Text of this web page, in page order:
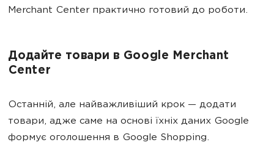
Merchant Center практично готовий до роботи.
Додайте товари в Google Merchant
Center
Останній, але найважливіший крок — додати
товари, адже саме на основі їхніх даних Google
формує оголошення в Google Shopping.